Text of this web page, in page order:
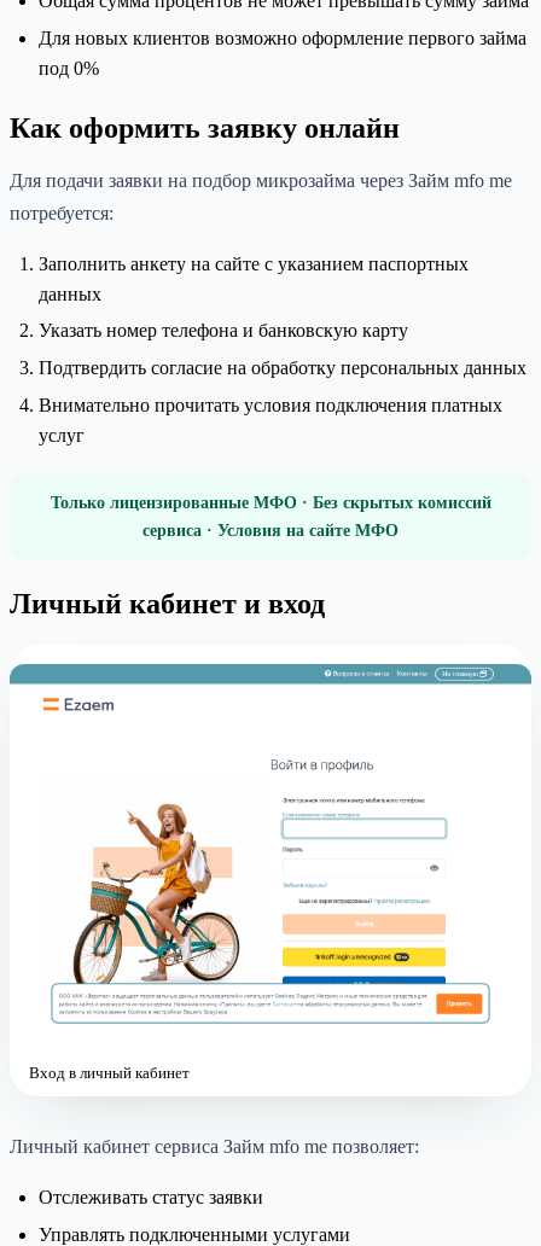
Для новых клиентов возможно оформление первого займа
под 0%
Как оформить заявку онлайн
Для подачи заявки на подбор микрозайма через Займ mfo me
потребуется:
Заполнить анкету на сайте с указанием паспортных
данных
Указать номер телефона и банковскую карту
Подтвердить согласие на обработку персональных данных
Внимательно прочитать условия подключения платных
услуг
Только лицензированные МФО · Без скрытых комиссий
сервиса · Условия на сайте МФО
Личный кабинет и вход
Вход в личный кабинет
Личный кабинет сервиса Займ mfo me позволяет:
Отслеживать статус заявки
Управлять подключенными услугами